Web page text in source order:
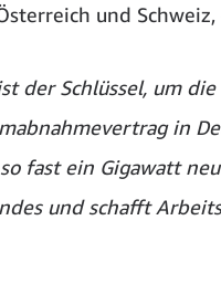
und
der Schlüssel, um
in
fast ein Gigawatt
und schafft